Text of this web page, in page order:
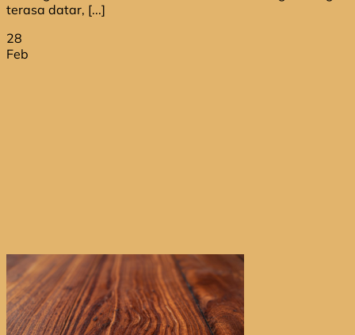
terasa datar, [...]
28
Feb